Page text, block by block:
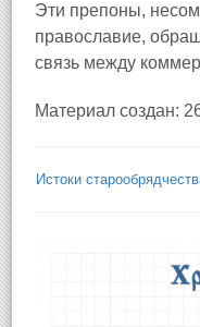
Эти препоны,
православие,
связь между
Материал создан:
Истоки